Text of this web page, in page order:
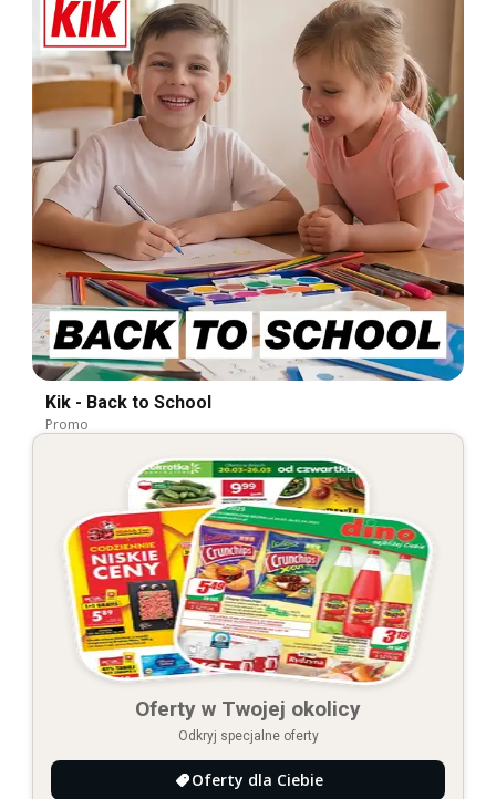
Kik - Back to School
Promo
Oferty w Twojej okolicy
Odkryj specjalne oferty
Oferty dla Ciebie